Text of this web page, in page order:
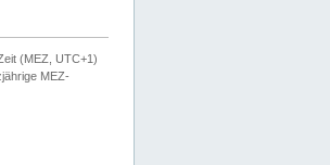
(MEZ, UTC+1)
MEZ-